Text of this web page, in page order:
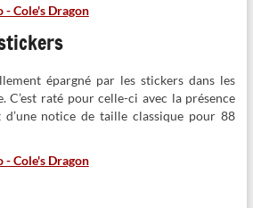
épargné par les stickers dans les
C’est raté pour celle-ci avec la présence
d’une notice de taille classique pour 88